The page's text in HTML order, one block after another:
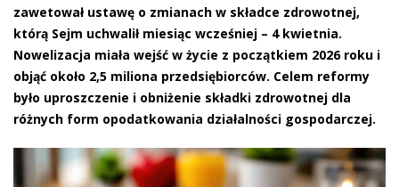
zawetował ustawę o zmianach w składce zdrowotnej,
którą Sejm uchwalił miesiąc wcześniej – 4 kwietnia.
Nowelizacja miała wejść w życie z początkiem 2026 roku i
objąć około 2,5 miliona przedsiębiorców. Celem reformy
było uproszczenie i obniżenie składki zdrowotnej dla
różnych form opodatkowania działalności gospodarczej.